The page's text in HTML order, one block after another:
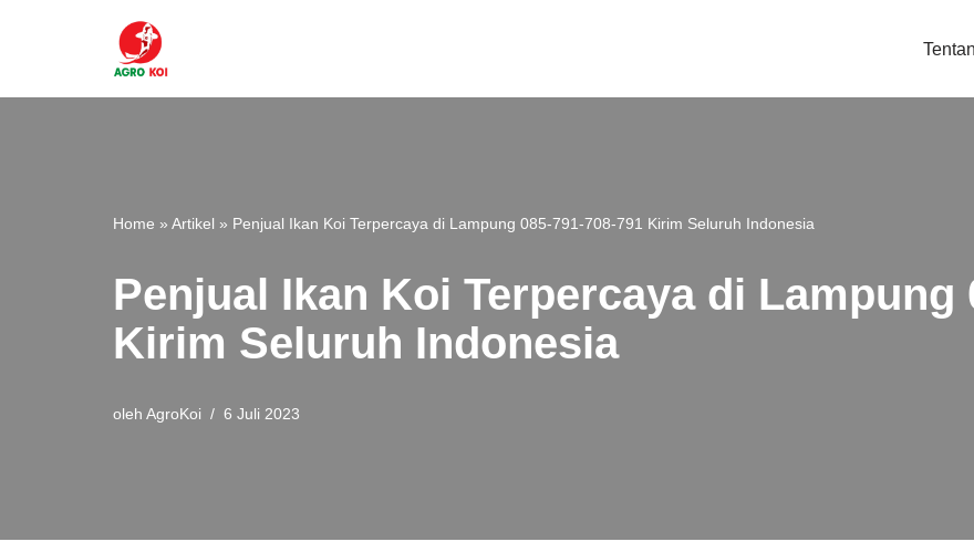
Home » Artikel » Penjual Ikan Koi Terpercaya di Lampung 085-791-708-791 Kirim Seluruh Indonesia
Penjual Ikan Koi Terpercaya di Lampung
Kirim Seluruh Indonesia
oleh AgroKoi 6 Juli 2023